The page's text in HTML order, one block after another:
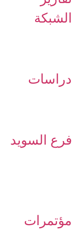
الشبكة
دراسات
فرع السويد
مؤتمرات